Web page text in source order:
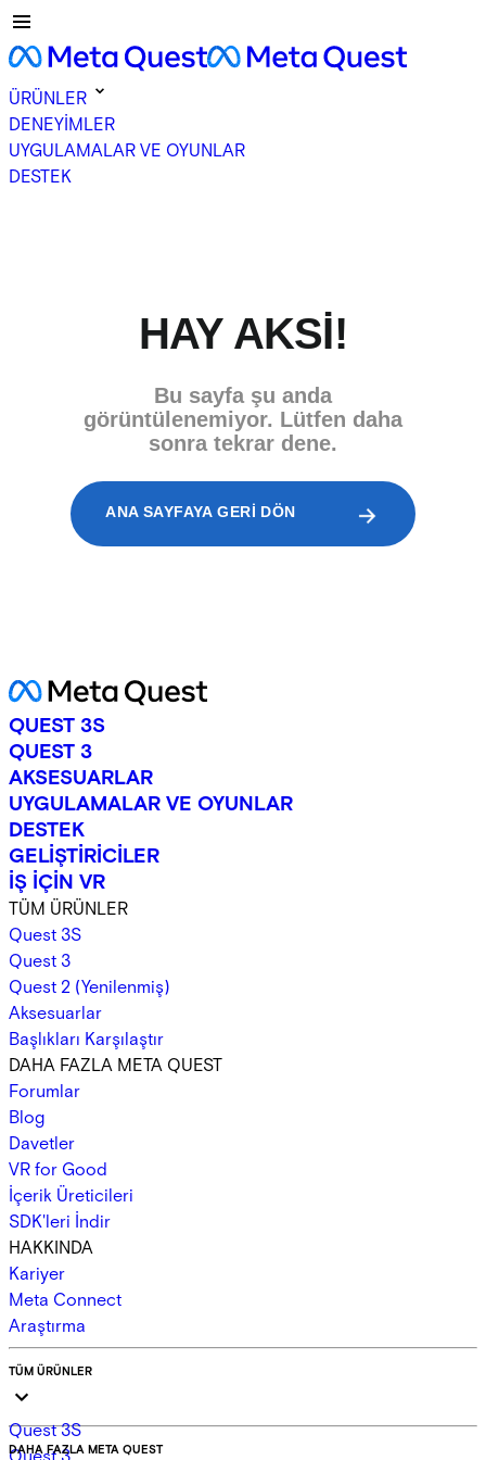
ÜRÜNLER
DENEYİMLER
UYGULAMALAR VE OYUNLAR
DESTEK
HAY AKSI!
Bu sayfa şu anda
görüntülenemiyor. Lütfen daha
sonra tekrar dene.
ANA SAYFAYA GERI DÖN
QUEST 3S
QUEST 3
AKSESUARLAR
UYGULAMALAR VE OYUNLAR
DESTEK
GELİŞTİRİCİLER
İŞ İÇİN VR
TÜM ÜRÜNLER
Quest 3S
Quest 3
Quest 2 (Yenilenmiş)
Aksesuarlar
Başlıkları Karşılaştır
DAHA FAZLA META QUEST
Forumlar
Blog
Davetler
VR for Good
İçerik Üreticileri
SDK'leri İndir
HAKKINDA
Kariyer
Meta Connect
Araştırma
TÜM ÜRÜNLER
Quest 3S
Quest 3
DAHA FAZLA META QUEST